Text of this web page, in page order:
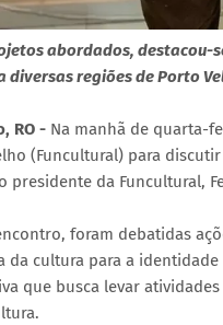
abordados, destacou-
diversas regiões de Porto
RO - Na manhã de quarta-
(Funcultural) para
presidente da Funcultural,
foram debatidas
da cultura para a identidade
que busca levar